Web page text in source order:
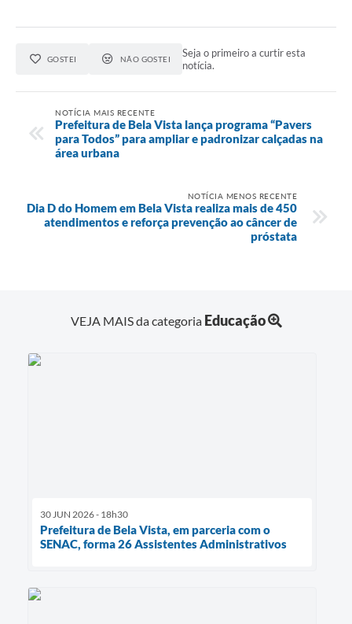
GOSTEI NÃO GOSTEI
Seja o primeiro a curtir esta
notícia.
NOTÍCIA MAIS RECENTE
Prefeitura de Bela Vista lança programa “Pavers
para Todos” para ampliar e padronizar calçadas na
área urbana
NOTÍCIA MENOS RECENTE
Dia D do Homem em Bela Vista realiza mais de 450
atendimentos e reforça prevenção ao câncer de
próstata
VEJA MAIS da categoria Educação
30 JUN 2026 - 18h30
Prefeitura de Bela Vista, em parceria com o
SENAC, forma 26 Assistentes Administrativos